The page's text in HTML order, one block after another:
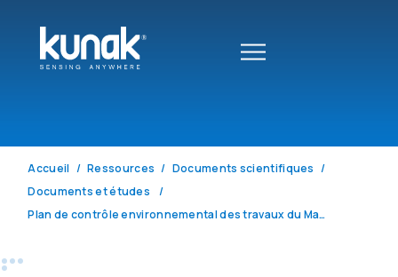
Accueil Ressources
Documents scientifiques
Documents et études
Plan de contrôle environnemental des travaux du Mahou-Calderón (2018-2020) dans la ville de Madrid